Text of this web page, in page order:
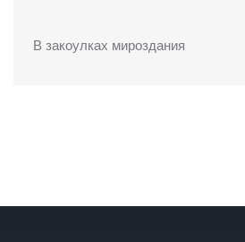
В закоулках мироздания